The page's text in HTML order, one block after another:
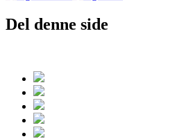
Del denne side